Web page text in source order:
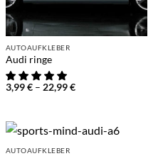
AUTOAUFKLEBER
Audi ringe
3,99€ – 22,99€Preisspanne:
AUTOAUFKLEBER